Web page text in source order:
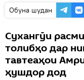
Обуна шудан
Сухангӯи
толибҳо дар
тавтеаҳои
ҳушдор дод